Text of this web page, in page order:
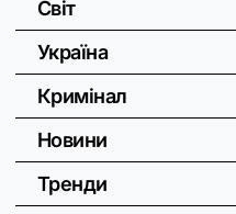
Світ
Україна
Кримінал
Новини
Тренди